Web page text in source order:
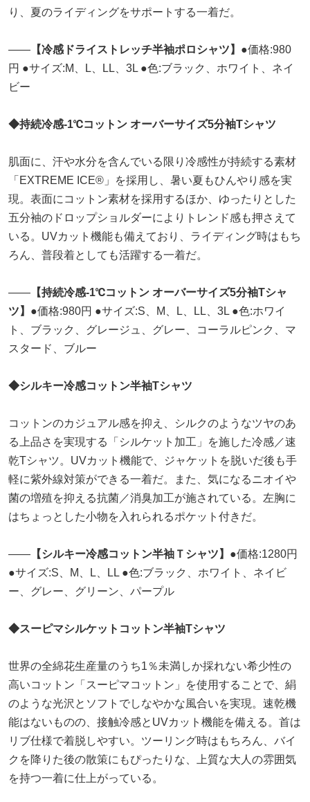
り、夏のライディングをサポートする一着だ。
―― 【冷感ドライストレッチ半袖ポロシャツ】 ●価格:980
円 ●サイズ:M、L、LL、3L ●色:ブラック、ホワイト、ネイ
ビー
◆持続冷感-1℃コットン オーバーサイズ5分袖Tシャツ
肌面に、汗や水分を含んでいる限り冷感性が持続する素材
「EXTREME ICE®」を採用し、暑い夏もひんやり感を実
現。表面にコットン素材を採用するほか、ゆったりとした
五分袖のドロップショルダーによりトレンド感も押さえて
いる。UVカット機能も備えており、ライディング時はもち
ろん、普段着としても活躍する一着だ。
―― 【持続冷感-1℃コットン オーバーサイズ5分袖Tシャ
ツ】 ●価格:980円 ●サイズ:S、M、L、LL、3L ●色:ホワイ
ト、ブラック、グレージュ、グレー、コーラルピンク、マ
スタード、ブルー
◆シルキー冷感コットン半袖Tシャツ
コットンのカジュアル感を抑え、シルクのようなツヤのあ
る上品さを実現する「シルケット加工」を施した冷感／速
乾Tシャツ。UVカット機能で、ジャケットを脱いだ後も手
軽に紫外線対策ができる一着だ。また、気になるニオイや
菌の増殖を抑える抗菌／消臭加工が施されている。左胸に
はちょっとした小物を入れられるポケット付きだ。
―― 【シルキー冷感コットン半袖Ｔシャツ】 ●価格:1280円
●サイズ:S、M、L、LL ●色:ブラック、ホワイト、ネイビ
ー、グレー、グリーン、パープル
◆スーピマシルケットコットン半袖Tシャツ
世界の全綿花生産量のうち1％未満しか採れない希少性の
高いコットン「スーピマコットン」を使用することで、絹
のような光沢とソフトでしなやかな風合いを実現。速乾機
能はないものの、接触冷感とUVカット機能を備える。首は
リブ仕様で着脱しやすい。ツーリング時はもちろん、バイ
クを降りた後の散策にもぴったりな、上質な大人の雰囲気
を持つ一着に仕上がっている。